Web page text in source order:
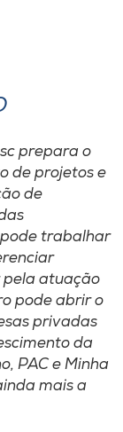
prepara o
de projetos e
de
trabalhar
pela atuação
pode abrir o
privadas
da
PAC e Minha
mais a